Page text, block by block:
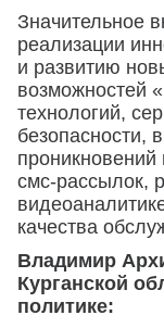
Значительное
реализации
и развитию
возможностей
технологий,
безопасности,
проникновений
смс-рассылок,
качества
Владимир
Курганской
политике: